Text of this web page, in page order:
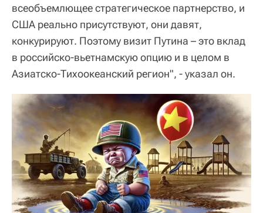
всеобъемлющее стратегическое партнерство, и
США реально присутствуют, они давят,
конкурируют. Поэтому визит Путина – это вклад
в российско-вьетнамскую опцию и в целом в
Азиатско-Тихоокеанский регион", - указал он.